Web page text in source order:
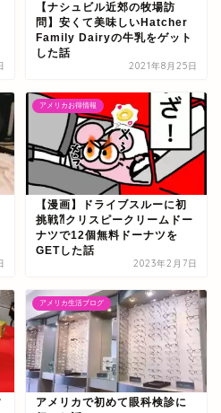
【ナシュビル近郊の牧場訪
問】安くて美味しいHatcher
Family Dairyの牛乳をゲット
した話
2021年8月25日
アメリカお得情報
【漫画】ドライブスルーに初
挑戦⁈クリスピークリームドー
ナツで12個無料ドーナツを
GETした話
2023年2月7日
アメリカ生活ブログ
アメリカで初めて眼科検診に